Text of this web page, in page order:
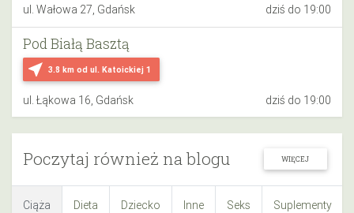
ul. Wałowa 27, Gdańsk dziś do 19:00
near_me 3.8 km od ul. Katoickiej 1
Pod Białą Basztą
ul. Łąkowa 16, Gdańsk dziś do 19:00
Poczytaj również na blogu WIĘCEJ
Ciąża Dieta Dziecko Inne Seks Suplementy